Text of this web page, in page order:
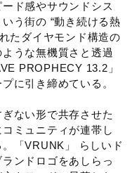
％以上のリサイクル
以上のリサイクル素
ウエーブ
ド感やサウンドシス
う街の “動き続ける熱
たダイヤモンド構造の
うな無機質さと透過
PROPHECY 13.2」
に引き締めている。
ない形で共存させた
ミュニティが連帯し
「VRUNK」 らしいド
ンドロゴをあしらっ